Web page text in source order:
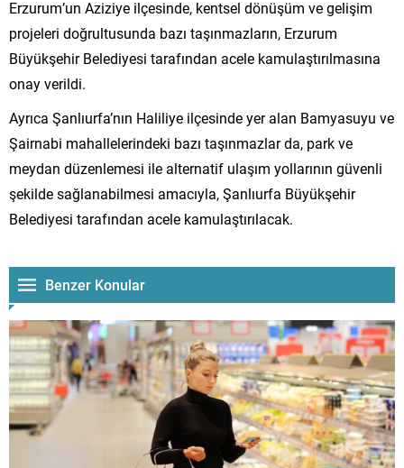
Erzurum’un Aziziye ilçesinde, kentsel dönüşüm ve gelişim
projeleri doğrultusunda bazı taşınmazların, Erzurum
Büyükşehir Belediyesi tarafından acele kamulaştırılmasına
onay verildi.
Ayrıca Şanlıurfa’nın Haliliye ilçesinde yer alan Bamyasuyu ve
Şairnabi mahallelerindeki bazı taşınmazlar da, park ve
meydan düzenlemesi ile alternatif ulaşım yollarının güvenli
şekilde sağlanabilmesi amacıyla, Şanlıurfa Büyükşehir
Belediyesi tarafından acele kamulaştırılacak.
Benzer Konular